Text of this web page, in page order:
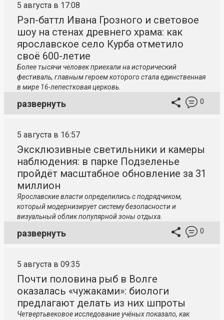
5 августа в 17:08
Рэп-баттл Ивана Грозного и световое
шоу на стенах древнего храма: как
ярославское село Курба отметило
своё 600-летие
Более тысячи человек приехали на исторический
фестиваль, главным героем которого стала единственная
в мире 16-лепестковая церковь.
развернуть 0
5 августа в 16:57
Эксклюзивные светильники и камеры
наблюдения: в парке Подзеленье
пройдёт масштабное обновление за 31
миллион
Ярославские власти определились с подрядчиком,
который модернизирует систему безопасности и
визуальный облик популярной зоны отдыха.
развернуть 0
5 августа в 09:35
Почти половина рыб в Волге
оказалась «чужаками»: биологи
предлагают делать из них шпроты
Четвертьвековое исследование учёных показало, как